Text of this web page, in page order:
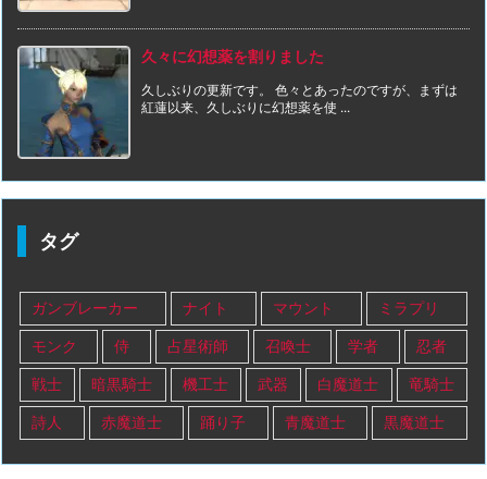
久々に幻想薬を割りました
久しぶりの更新です。 色々とあったのですが、まずは
紅蓮以来、久しぶりに幻想薬を使 ...
タグ
ガンブレーカー ナイト マウント ミラプリ
モンク 侍 占星術師 召喚士 学者 忍者
戦士 暗黒騎士 機工士 武器 白魔道士 竜騎士
詩人 赤魔道士 踊り子 青魔道士 黒魔道士